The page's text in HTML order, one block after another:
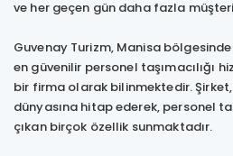
ve her geçen gün daha fazla
Guvenay Turizm, Manisa
en güvenilir personel taşımacılığı
bir firma olarak bilinmektedir.
dünyasına hitap ederek, personel
çıkan birçok özellik sunmaktadır.